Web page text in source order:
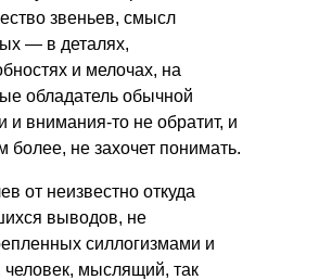
звеньев, смысл
— в деталях,
и мелочах, на
обладатель обычной
и внимания-то не обратит, и
более, не захочет понимать.
от неизвестно откуда
выводов, не
силлогизмами и
человек, мыслящий, так